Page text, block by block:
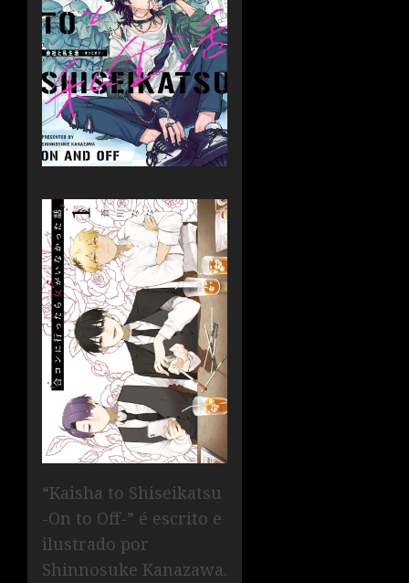
“Kaisha to Shiseikatsu
-On to Off-” é escrito e
ilustrado por
Shinnosuke Kanazawa.